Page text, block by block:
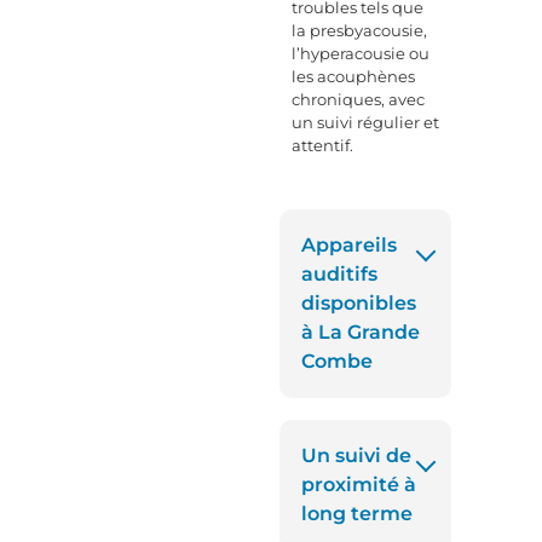
troubles tels que
la presbyacousie,
l’hyperacousie ou
les acouphènes
chroniques, avec
un suivi régulier et
attentif.
Appareils
auditifs
disponibles
à La Grande
Combe
Un suivi de
proximité à
long terme